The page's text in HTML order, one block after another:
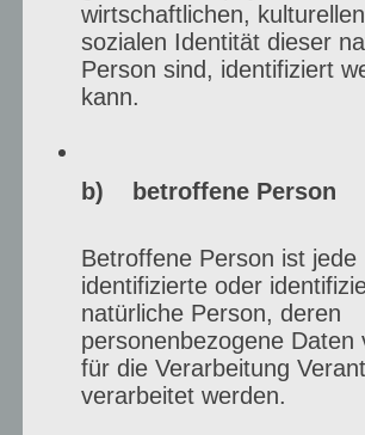
3. Was ist das
Älter werden?
wirtschaftlichen,
sozialen Identität dieser
Person sind, identifiziert
kann.
b) betroffene Person
Betroffene Person ist jede
identifizierte oder
natürliche Person, deren
personenbezogene Daten
für die Verarbeitung
verarbeitet werden.